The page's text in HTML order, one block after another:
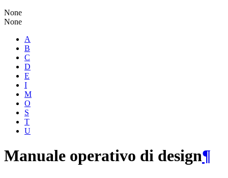
None
None
A
B
C
D
E
I
M
O
S
T
U
Manuale operativo di design¶